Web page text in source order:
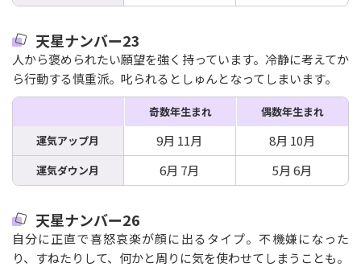
天星ナンバー23
人から褒められたい願望を強く持っています。冷静に考えてか
ら行動する慎重派。叱られるとしゅんとなってしまいます。
奇数年生まれ
偶数年生まれ
運気アップ月
9月 11月 8月 10月
運気ダウン月 6月 7月 5月 6月
天星ナンバー26
自分に正直で喜怒哀楽が顔に出るタイプ。不機嫌になった
り、すねたりして、何かと周りに気を使わせてしまうことも。